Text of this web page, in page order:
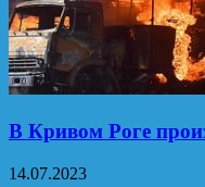
В Кривом Роге
14.07.2023